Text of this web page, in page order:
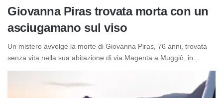
Giovanna Piras trovata morta con un
asciugamano sul viso
Un mistero avvolge la morte di Giovanna Piras, 76 anni, trovata
senza vita nella sua abitazione di via Magenta a Muggiò, in…